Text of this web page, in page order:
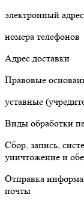
электронный адрес
номера телефонов
Адрес доставки
Правовые
уставные
Виды обработки
Сбор, запись,
уничтожение и
Отправка
почты